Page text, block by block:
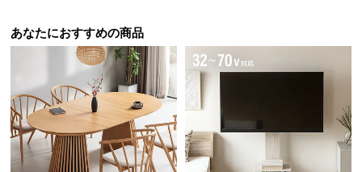
あなたにおすすめの商品